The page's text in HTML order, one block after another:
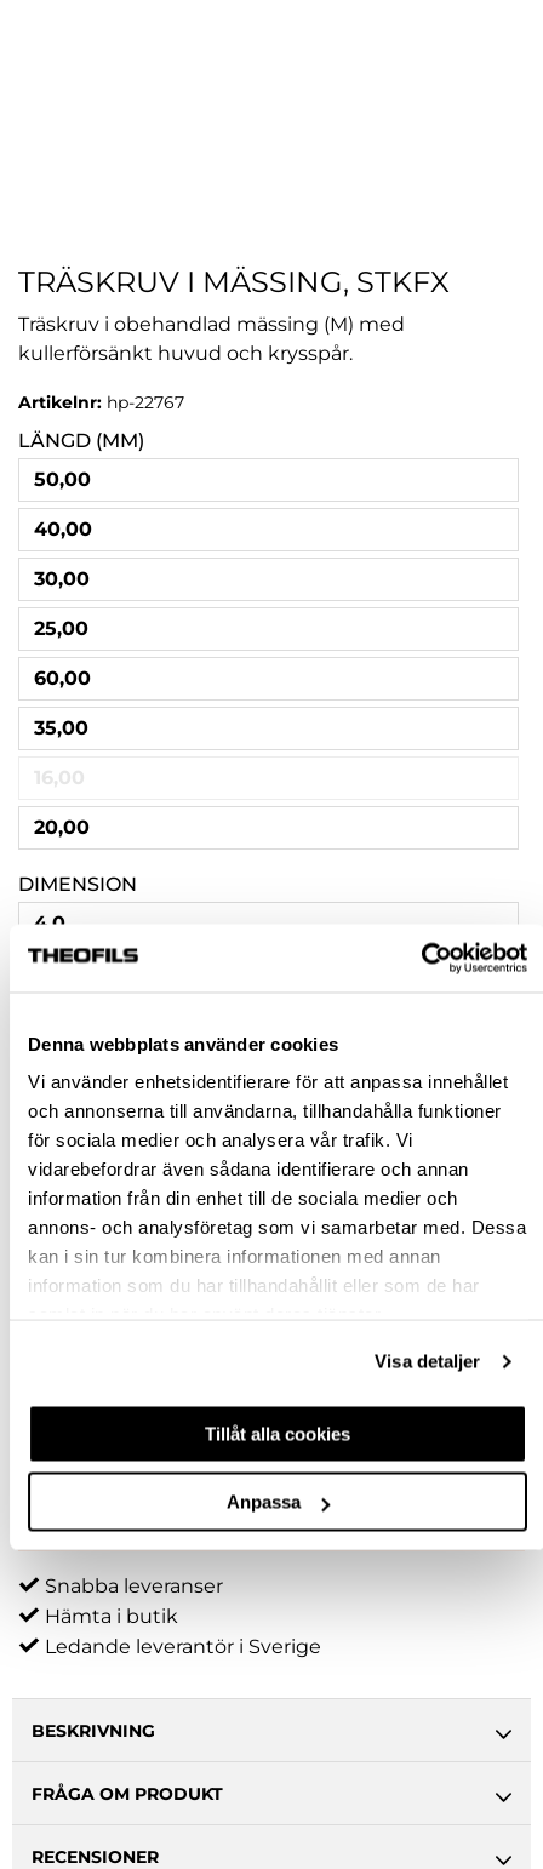
Denna webbplats använder cookies
Vi använder enhetsidentifierare för att anpassa innehållet
och annonserna till användarna, tillhandahålla funktioner
för sociala medier och analysera vår trafik. Vi
vidarebefordrar även sådana identifierare och annan
information från din enhet till de sociala medier och
annons- och analysföretag som vi samarbetar med. Dessa
kan i sin tur kombinera informationen med annan
information som du har tillhandahållit eller som de har
Visa detaljer
Tillåt alla cookies
Anpassa
TRÄSKRUV I MÄSSING, STKFX
Träskruv i obehandlad mässing (M) med
kullerförsänkt huvud och krysspår.
Artikelnr: hp-22767
LÄNGD (MM)
50,00
40,00
30,00
25,00
60,00
35,00
16,00
20,00
DIMENSION
4,0
4,5
3,0
4
FÖRPACKNINGSSTORLEK
INDUSTRIPACK
st
VÄLJ VARIANT
Snabba leveranser
Hämta i butik
Ledande leverantör i Sverige
BESKRIVNING
FRÅGA OM PRODUKT
RECENSIONER